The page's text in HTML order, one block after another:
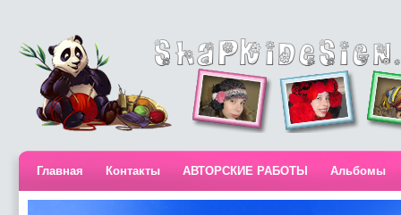
Главная Контакты АВТОРСКИЕ РАБОТЫ Альбомы